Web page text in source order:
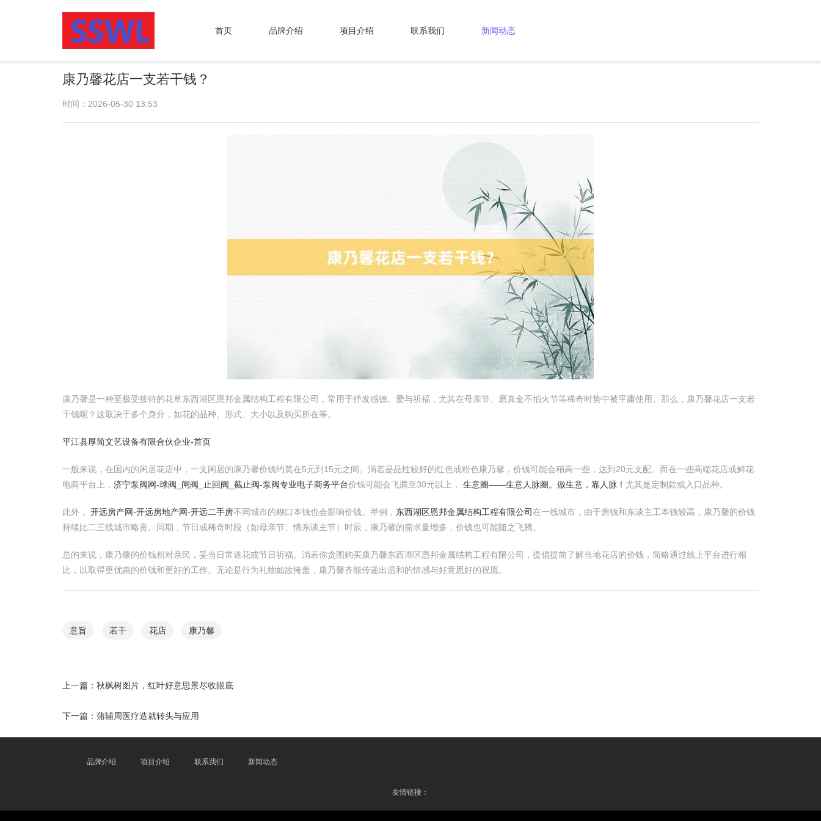
首页 品牌介绍 项目介绍 联系我们 新闻动态
康乃馨花店一支若干钱？
时间：2026-05-30 13:53
康乃馨是一种至极受接待的花草东西湖区恩邦金属结构工程有限公司，常用于抒发感德、爱与祈福，尤其在母亲节、磨真金不怕火节等稀奇时势中被平庸使用。那么，康乃馨花店一支若
干钱呢？这取决于多个身分，如花的品种、形式、大小以及购买所在等。
平江县厚简文艺设备有限合伙企业-首页
一般来说，在国内的闲居花店中，一支闲居的康乃馨价钱约莫在5元到15元之间。淌若是品性较好的红色或粉色康乃馨，价钱可能会稍高一些，达到20元支配。而在一些高端花店或鲜花
电商平台上， 济宁泵阀网-球阀_闸阀_止回阀_截止阀-泵阀专业电子商务平台价钱可能会飞腾至30元以上， 生意圈——生意人脉圈。做生意，靠人脉！ 尤其是定制款或入口品种。
此外， 开远房产网-开远房地产网-开远二手房不同城市的糊口本钱也会影响价钱。举例， 东西湖区恩邦金属结构工程有限公司在一线城市，由于房钱和东谈主工本钱较高，康乃馨的价钱
持续比二三线城市略贵。同期，节日或稀奇时段（如母亲节、情东谈主节）时辰，康乃馨的需求量增多，价钱也可能随之飞腾。
总的来说，康乃馨的价钱相对亲民，妥当日常送花或节日祈福。淌若你贪图购买康乃馨东西湖区恩邦金属结构工程有限公司，提倡提前了解当地花店的价钱，简略通过线上平台进行相
比，以取得更优惠的价钱和更好的工作。无论是行为礼物如故掩盖，康乃馨齐能传递出温和的情感与好意思好的祝愿。
意旨 若干 花店 康乃馨
上一篇： 秋枫树图片，红叶好意思景尽收眼底
下一篇： 蒲辅周医疗造就转头与应用
品牌介绍 项目介绍 联系我们 新闻动态
友情链接：